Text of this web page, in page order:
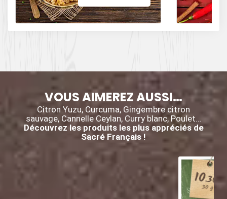
épicées avec du
poivre, du cumin,
et des piments.
VOUS AIMEREZ AUSSI…
Citron Yuzu, Curcuma, Gingembre citron
sauvage, Cannelle Ceylan, Curry blanc, Poulet…
Découvrez les produits les plus appréciés de
Sacré Français !
10.30
30 g